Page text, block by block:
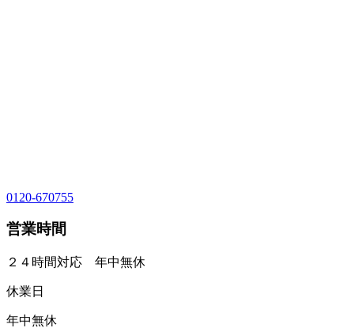
0120-670755
営業時間
２４時間対応 年中無休
休業日
年中無休